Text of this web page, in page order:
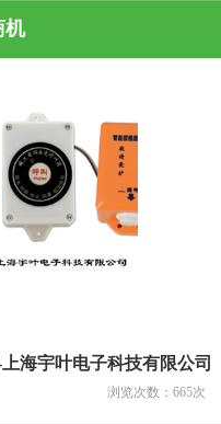
机
海宇叶电子科技有限公司
浏览次数： 665次